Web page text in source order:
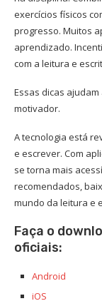
exercícios físicos
progresso. Muitos
aprendizado.
com a leitura e
Essas dicas
motivador.
A tecnologia está
e escrever. Com
se torna mais
recomendados,
mundo da leitura e
Faça o
oficiais:
Android
iOS